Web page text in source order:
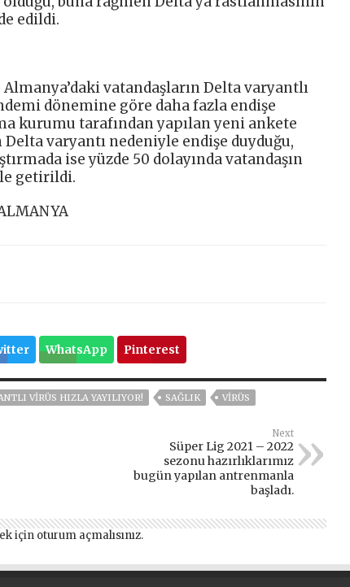
edildi.
vatandaşların Delta varyantlı
dönemine göre daha fazla endişe
kurumu tarafından yapılan yeni ankete
varyantı nedeniyle endişe duyduğu,
ise yüzde 50 dolayında vatandaşın
getirildi.
WhatsApp Pinterest
VİRÜS HIZLA YAYILIYOR! SAĞLIK VIRÜS
Next
Süper Lig 2021 – 2022
sezonu hazırlıklarımız
bugün yapılan antrenmanla
başladı.
için oturum açmalısınız.